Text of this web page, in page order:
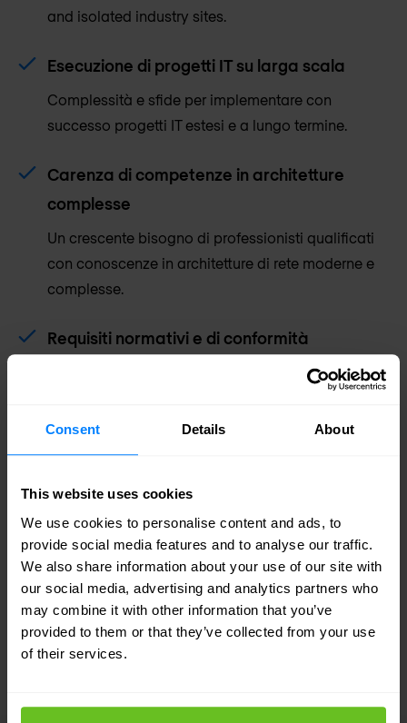
Consent Details About
This website uses cookies
We use cookies to personalise content and ads, to
provide social media features and to analyse our traffic.
We also share information about your use of our site with
our social media, advertising and analytics partners who
may combine it with other information that you’ve
provided to them or that they’ve collected from your use
of their services.
and isolated industry sites.
Esecuzione di progetti IT su larga scala
Complessità e sfide per implementare con
successo progetti IT estesi e a lungo termine.
Carenza di competenze in architetture
complesse
Un crescente bisogno di professionisti qualificati
con conoscenze in architetture di rete moderne e
complesse.
Requisiti normativi e di conformità
Regolamenti rigorosi impongono misure di
SOLUZIONI IN PRIMO PIANO
Su misura per le sue esigenze
La nostra forza sta nella flessibilità e
nell'attenzione allo sviluppo di soluzioni su
misura per i nostri clienti. Scopra in quali